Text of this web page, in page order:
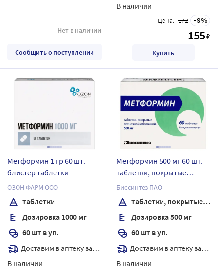
Нет в наличии
Сообщить о поступлении
В наличии
Цена: 172 9
155₽
Купить
Метформин 1 гр 60 шт.
блистер таблетки
ОЗОН ФАРМ ООО
таблетки
Дозировка 1000 мг
60 шт в уп.
Доставим в аптекузавтра
В наличии
Метформин 500 мг 60 шт.
таблетки, покрытые
пленочной оболочкой
Биосинтез ПАО
таблетки, покрытые пленочной оболочкой
Дозировка 500 мг
60 шт в уп.
Доставим в аптекузавтра
В наличии